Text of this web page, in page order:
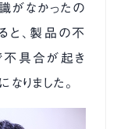
がなかったの
と、製品の不
不具合が起き
りました。